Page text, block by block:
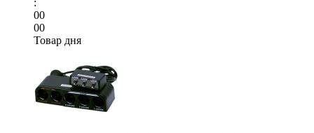
:
00
00
Товар дня